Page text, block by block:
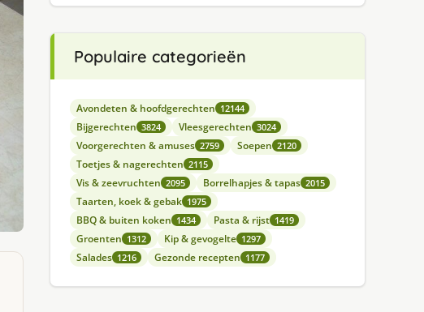
Populaire categorieën
Avondeten & hoofdgerechten 12144
Bijgerechten 3824 Vleesgerechten 3024
Voorgerechten & amuses 2759 Soepen 2120
Toetjes & nagerechten 2115
Vis & zeevruchten 2095 Borrelhapjes & tapas 2015
Taarten, koek & gebak 1975
BBQ & buiten koken 1434 Pasta & rijst 1419
Groenten 1312 Kip & gevogelte 1297
Salades 1216 Gezonde recepten 1177